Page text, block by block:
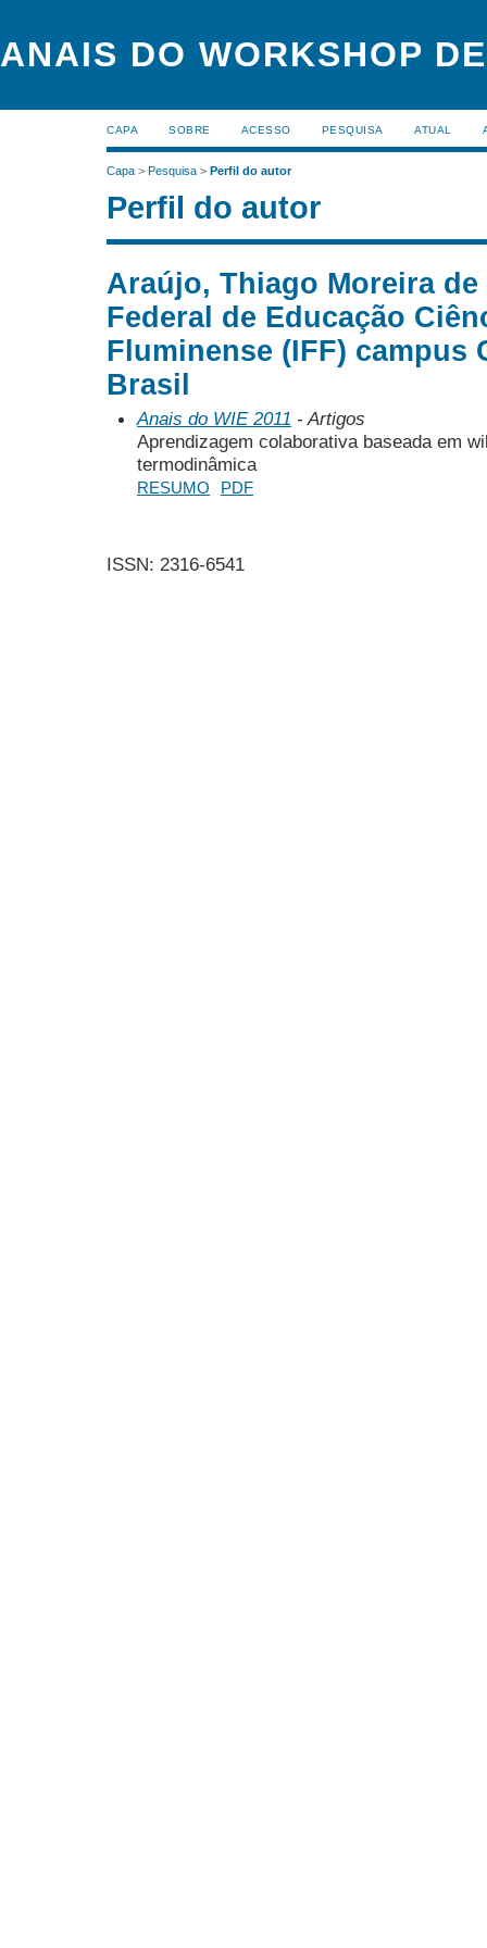
ANAIS DO WORKSHOP
CAPA SOBRE ACESSO PESQUISA ATUAL
Capa > Pesquisa > Perfil do autor
Perfil do autor
Araújo, Thiago Moreira
Federal de Educação
Fluminense (IFF) campus
Brasil
Anais do WIE 2011 - Artigos
Aprendizagem colaborativa baseada em
termodinâmica
RESUMO PDF
ISSN: 2316-6541